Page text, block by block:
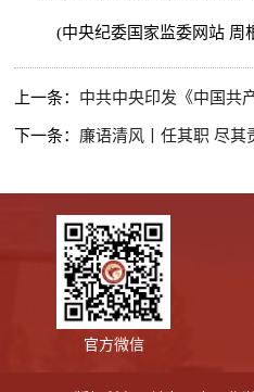
(中央纪委国家监委网站 周
上一条： 中共中央印发《中国共
下一条： 廉语清风丨任其职 尽其
官方微信